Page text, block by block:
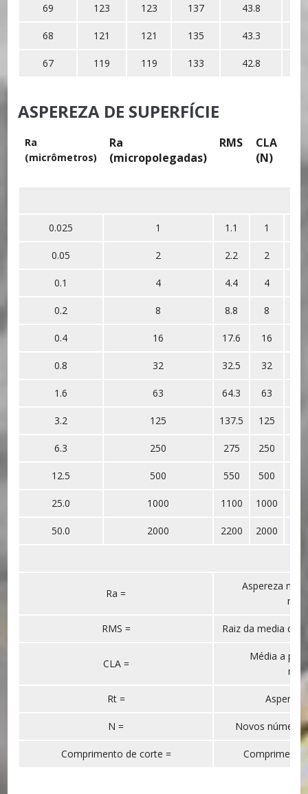
69 123 123 137 43.8
68 121 121 135 43.3
67 119 119 133 42.8
ASPEREZA DE SUPERFÍCIE
Ra
(micrômetros)
Ra
(micropolegadas)
RMS
CLA
(N)
0.025 1 1.1 1
0.05 2 2.2 2
0.1 4 4.4 4
0.2 8 8.8 8
0.4 16 17.6 16
0.8 32 32.5 32
1.6 63 64.3 63
3.2 125 137.5 125
6.3 250 275 250
12.5 500 550 500
25.0 1000 1100 1000
50.0 2000 2200 2000
Ra =
Aspereza
RMS = Raiz da media
CLA =
Média a
Rt =
N = Novos
Comprimento de corte = Comprimento